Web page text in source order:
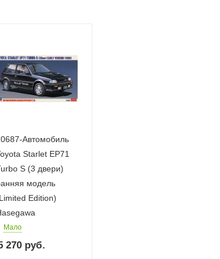
Автомобиль
Starlet EP71
S (3 двери)
модель
Edition)
Мало
270 руб.